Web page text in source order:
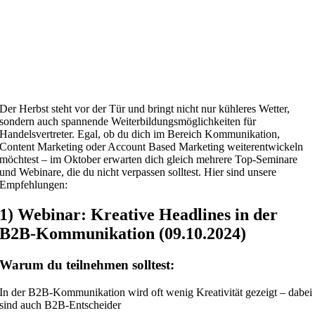
Der Herbst steht vor der Tür und bringt nicht nur kühleres Wetter,
sondern auch spannende Weiterbildungsmöglichkeiten für
Handelsvertreter. Egal, ob du dich im Bereich Kommunikation,
Content Marketing oder Account Based Marketing weiterentwickeln
möchtest – im Oktober erwarten dich gleich mehrere Top-Seminare
und Webinare, die du nicht verpassen solltest. Hier sind unsere
Empfehlungen:
1) Webinar: Kreative Headlines in der
B2B-Kommunikation (09.10.2024)
Warum du teilnehmen solltest:
In der B2B-Kommunikation wird oft wenig Kreativität gezeigt – dabei
sind auch B2B-Entscheider